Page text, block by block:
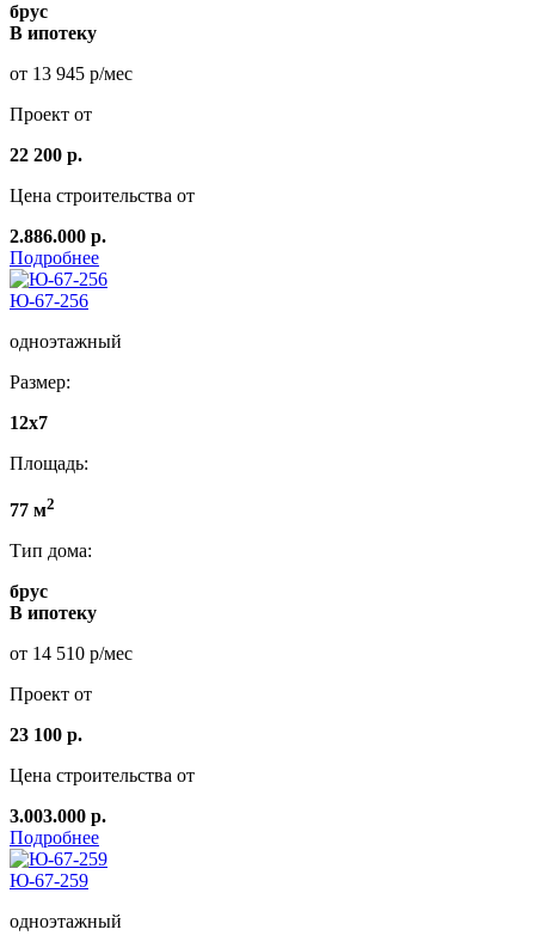
брус
В ипотеку
от 13 945 р/мес
Проект от
22 200 р.
Цена строительства от
2.886.000 р.
Подробнее
Ю-67-256
одноэтажный
Размер:
12x7
Площадь:
77 м2
Тип дома:
брус
В ипотеку
от 14 510 р/мес
Проект от
23 100 р.
Цена строительства от
3.003.000 р.
Подробнее
Ю-67-259
одноэтажный